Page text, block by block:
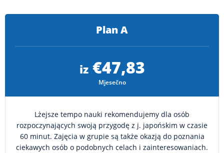
Plan A
iz €47,83
Mjesečno
Lżejsze tempo nauki rekomendujemy dla osób
rozpoczynających swoją przygodę z j. japońskim w czasie
60 minut. Zajęcia w grupie są także okazją do poznania
ciekawych osób o podobnych celach i zainteresowaniach.